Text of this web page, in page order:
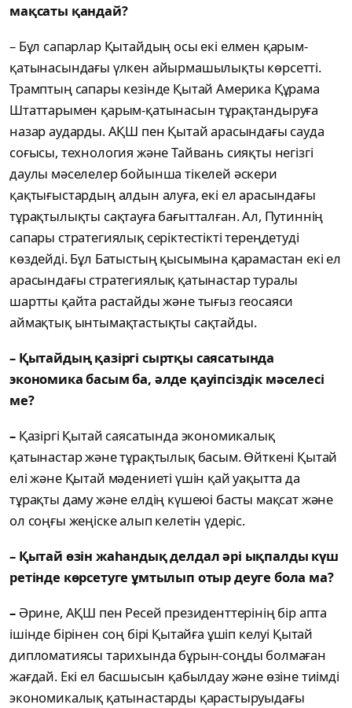
мақсаты қандай?
– Бұл сапарлар Қытайдың осы екі елмен қарым-
қатынасындағы үлкен айырмашылықты көрсетті.
Трамптың сапары кезінде Қытай Америка Құрама
Штаттарымен қарым-қатынасын тұрақтандыруға
назар аударды. АҚШ пен Қытай арасындағы сауда
соғысы, технология және Тайвань сияқты негізгі
даулы мәселелер бойынша тікелей әскери
қақтығыстардың алдын алуға, екі ел арасындағы
тұрақтылықты сақтауға бағытталған. Ал, Путиннің
сапары стратегиялық серіктестікті тереңдетуді
көздейді. Бұл Батыстың қысымына қарамастан екі ел
арасындағы стратегиялық қатынастар туралы
шартты қайта растайды және тығыз геосаяси
аймақтық ынтымақтастықты сақтайды.
– Қытайдың қазіргі сыртқы саясатында
экономика басым ба, әлде қауіпсіздік мәселесі
ме?
– Қазіргі Қытай саясатында экономикалық
қатынастар және тұрақтылық басым. Өйткені Қытай
елі және Қытай мәдениеті үшін қай уақытта да
тұрақты даму және елдің күшеюі басты мақсат және
ол соңғы жеңіске алып келетін үдеріс.
– Қытай өзін жаһандық делдал әрі ықпалды күш
ретінде көрсетуге ұмтылып отыр деуге бола ма?
– Әрине, АҚШ пен Ресей президенттерінің бір апта
ішінде бірінен соң бірі Қытайға ұшіп келуі Қытай
дипломатиясы тарихында бұрын-соңды болмаған
жағдай. Екі ел басшысын қабылдау және өзіне тиімді
экономикалық қатынастарды қарастыруыдағы